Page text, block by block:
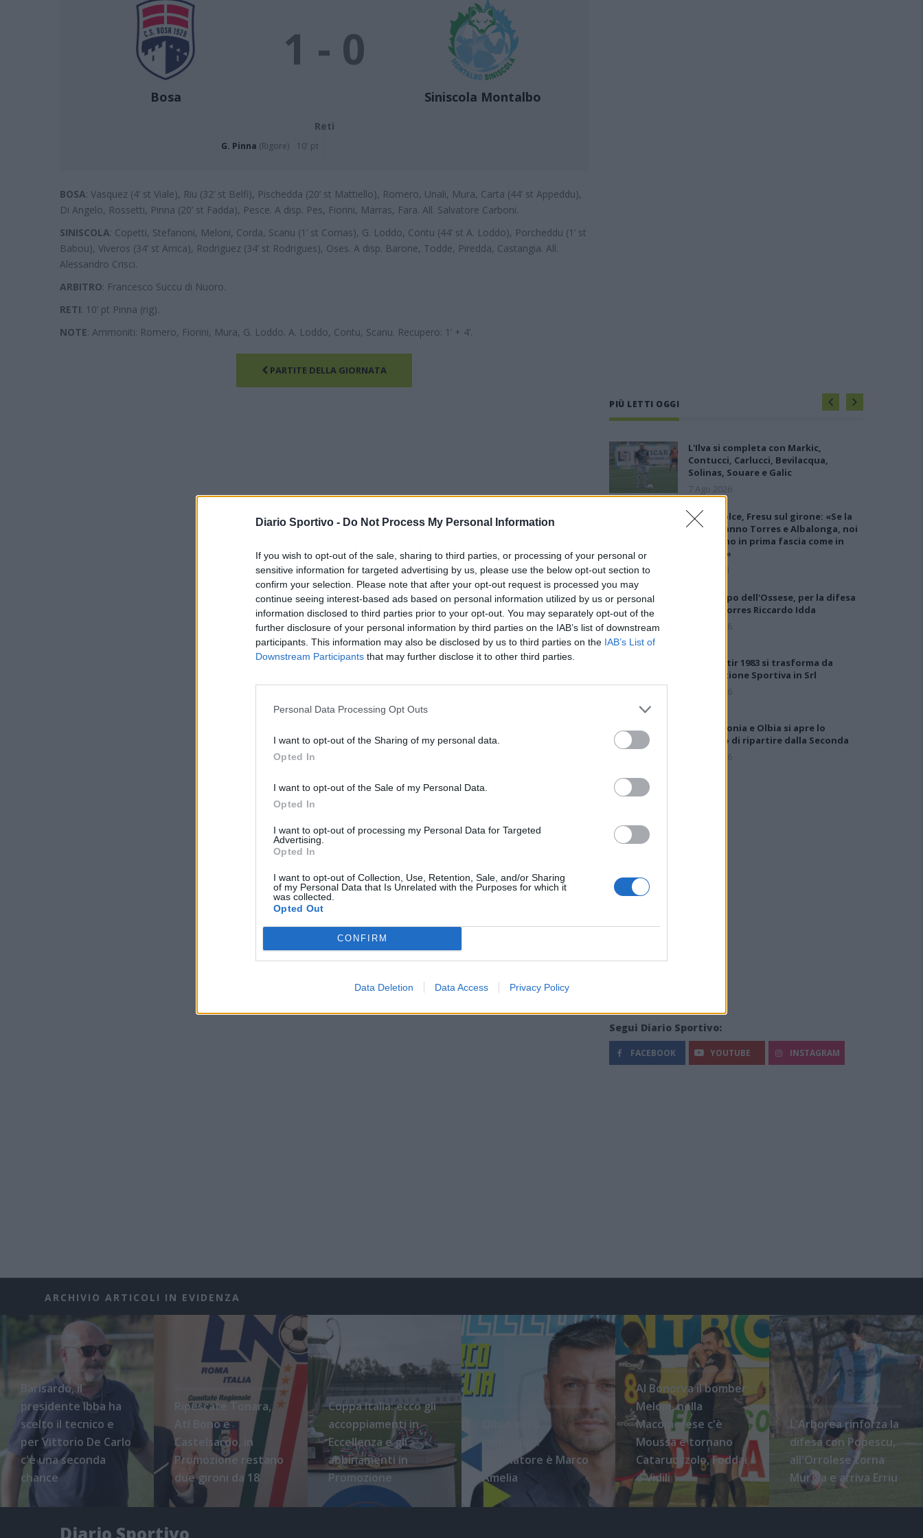
Diario Sportivo - Do Not Process My Personal Information
If you wish to opt-out of the sale, sharing to third parties, or processing of your personal or
sensitive information for targeted advertising by us, please use the below opt-out section to
confirm your selection. Please note that after your opt-out request is processed you may
continue seeing interest-based ads based on personal information utilized by us or personal
information disclosed to third parties prior to your opt-out. You may separately opt-out of the
further disclosure of your personal information by third parties on the IAB’s list of downstream
participants. This information may also be disclosed by us to third parties on the IAB’s List of
Downstream Participants that may further disclose it to other third parties.
Personal Data Processing Opt Outs
I want to opt-out of the Sharing of my personal data.
Opted In
I want to opt-out of the Sale of my Personal Data.
Opted In
I want to opt-out of processing my Personal Data for Targeted
Advertising.
Opted In
I want to opt-out of Collection, Use, Retention, Sale, and/or Sharing
of my Personal Data that Is Unrelated with the Purposes for which it
was collected.
Opted Out
CONFIRM
Data Deletion Data Access Privacy Policy
Bosa
1 - 0
Siniscola Montalbo
Reti
G. Pinna (Rigore) 10' pt
BOSA: Vasquez (4’ st Viale), Riu (32’ st Belfi), Pischedda (20’ st Mattiello), Romero, Unali, Mura, Carta (44’ st Appeddu),
Di Angelo, Rossetti, Pinna (20’ st Fadda), Pesce. A disp. Pes, Fiorini, Marras, Fara. All. Salvatore Carboni.
SINISCOLA: Copetti, Stefanoni, Meloni, Corda, Scanu (1’ st Corrias), G. Loddo, Contu (44’ st A. Loddo), Porcheddu (1’ st
Babou), Viveros (34’ st Arrica), Rodriguez (34’ st Rodrigues), Oses. A disp. Barone, Todde, Piredda, Castangia. All.
Alessandro Crisci.
ARBITRO: Francesco Succu di Nuoro.
RETI: 10’ pt Pinna (rig).
NOTE: Ammoniti: Romero, Fiorini, Mura, G. Loddo. A. Loddo, Contu, Scanu. Recupero: 1’ + 4’.
PARTITE DELLA GIORNATA
PIÙ LETTI OGGI
L'Ilva si completa con Markic,
Contucci, Carlucci, Bevilacqua,
Solinas, Souare e Galic
7 Ago 2026
Latte Dolce, Fresu sul girone: «Se la
giocheranno Torres e Albalonga, noi
non siamo in prima fascia come in
passato»
8 Set 2021
Gran colpo dell'Ossese, per la difesa
c'è l'ex Torres Riccardo Idda
7 Ago 2026
Il Monastir 1983 si trasforma da
Associazione Sportiva in Srl
7 Ago 2026
Per Carbonia e Olbia si apre lo
spiraglio di ripartire dalla Seconda
7 Ago 2026
Segui Diario Sportivo:
FACEBOOK YOUTUBE INSTAGRAM
ARCHIVIO ARTICOLI IN EVIDENZA
Barisardo, il
presidente Ibba ha
scelto il tecnico e
per Vittorio De Carlo
c'è una seconda
chance
Ripescate Tonara,
Atl Bono e
Castelsardo, in
Promozione restano
due gironi da 18
Coppa Italia: ecco gli
accoppiamenti in
Eccellenza e gli
abbinamenti in
Promozione
l'ufficialità:
l'allenatore è Marco
Amelia
Al Bonorva il bomber
Meloni, nella
Macomerese c'è
Moussa e tornano
Cataruozzolo, Foddai
e Vidili
L'Arborea rinforza la
difesa con Popescu,
all'Orrolese torna
Murgia e arriva Erriu